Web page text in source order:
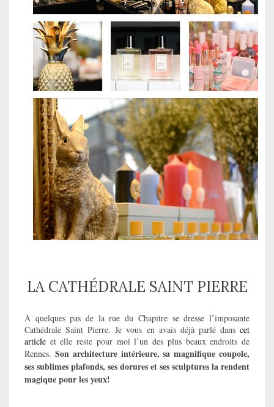
LA CATHÉDRALE SAINT PIERRE
À quelques pas de la rue du Chapitre se dresse l’imposante
Cathédrale Saint Pierre. Je vous en avais déjà parlé danscet
article et elle reste pour moi l’un des plus beaux endroits de
Rennes. Son architecture intérieure, sa magnifique coupole,
ses sublimes plafonds, ses dorures et ses sculptures la rendent
magique pour les yeux!